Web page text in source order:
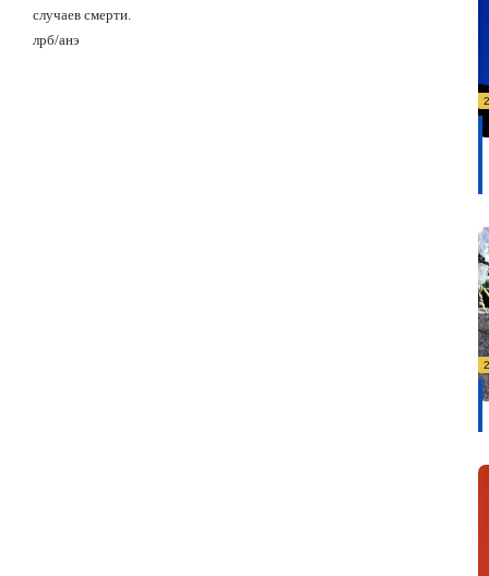
случаев смерти.
лрб/анэ